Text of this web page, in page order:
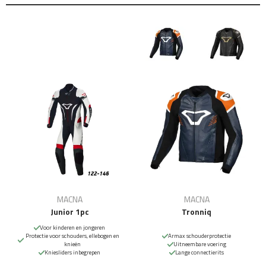
MACNA
Junior 1pc
Voor kinderen en jongeren
Protectie voor schouders, ellebogen en
knieën
Kniesliders inbegrepen
MACNA
Tronniq
Armax schouderprotectie
Uitneembare voering
Lange connectierits